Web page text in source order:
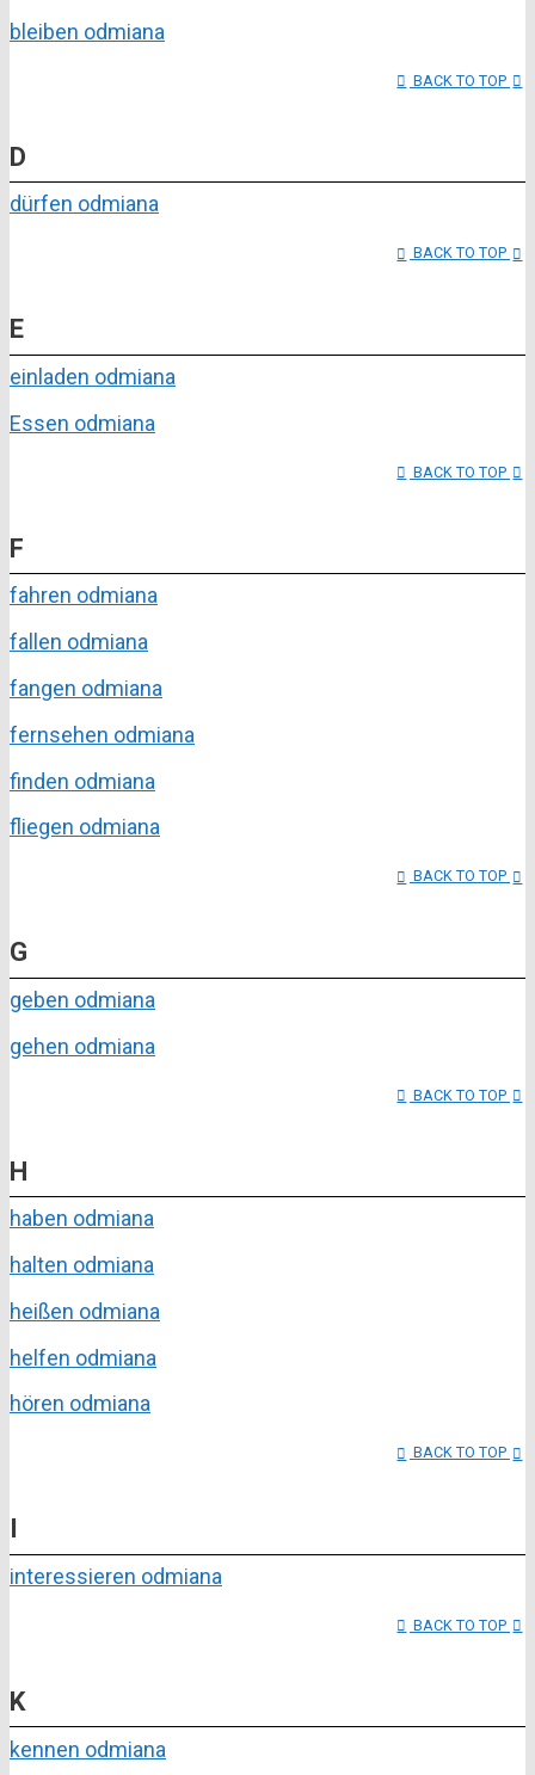
bleiben odmiana
BACK TO TOP
D
dürfen odmiana
BACK TO TOP
E
einladen odmiana
Essen odmiana
BACK TO TOP
F
fahren odmiana
fallen odmiana
fangen odmiana
fernsehen odmiana
finden odmiana
fliegen odmiana
BACK TO TOP
G
geben odmiana
gehen odmiana
BACK TO TOP
H
haben odmiana
halten odmiana
heißen odmiana
helfen odmiana
hören odmiana
BACK TO TOP
interessieren odmiana
BACK TO TOP
K
kennen odmiana